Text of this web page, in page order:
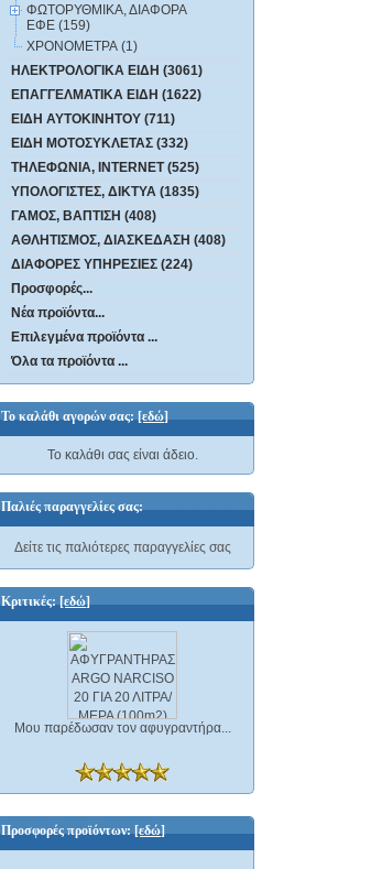
ΦΩΤΟΡΥΘΜΙΚΑ, ΔΙΑΦΟΡΑ
ΕΦΕ (159)
ΧΡΟΝΟΜΕΤΡΑ (1)
ΗΛΕΚΤΡΟΛΟΓΙΚΑ ΕΙΔΗ (3061)
ΕΠΑΓΓΕΛΜΑΤΙΚΑ ΕΙΔΗ (1622)
ΕΙΔΗ ΑΥΤΟΚΙΝΗΤΟΥ (711)
ΕΙΔΗ ΜΟΤΟΣΥΚΛΕΤΑΣ (332)
ΤΗΛΕΦΩΝΙΑ, INTERNET (525)
ΥΠΟΛΟΓΙΣΤΕΣ, ΔΙΚΤΥΑ (1835)
ΓΑΜΟΣ, ΒΑΠΤΙΣΗ (408)
ΑΘΛΗΤΙΣΜΟΣ, ΔΙΑΣΚΕΔΑΣΗ (408)
ΔΙΑΦΟΡΕΣ ΥΠΗΡΕΣΙΕΣ (224)
Προσφορές...
Νέα προϊόντα...
Επιλεγμένα προϊόντα ...
Όλα τα προϊόντα ...
Το καλάθι αγορών σας:[εδώ]
Το καλάθι σας είναι άδειο.
Παλιές παραγγελίες σας:
Δείτε τις παλιότερες παραγγελίες σας
Κριτικές:[εδώ]
Μου παρέδωσαν τον αφυγραντήρα...
Προσφορές προϊόντων:[εδώ]